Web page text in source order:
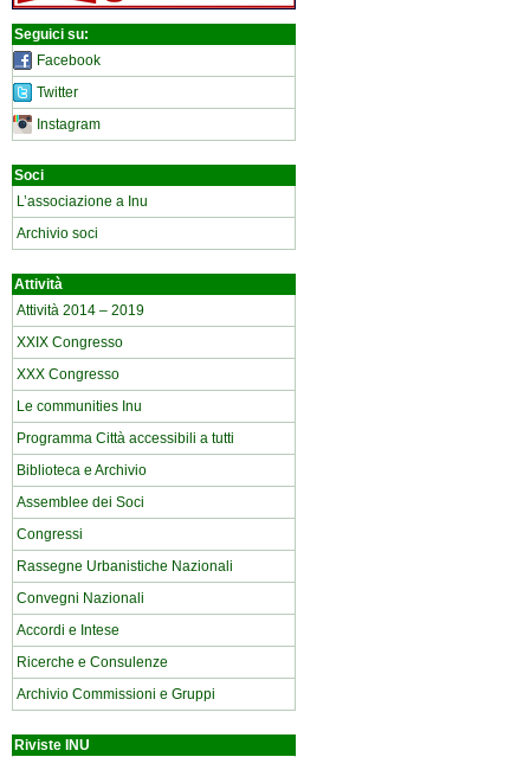
Seguici su:
Facebook
Twitter
Instagram
Soci
L’associazione a Inu
Archivio soci
Attività
Attività 2014 – 2019
XXIX Congresso
XXX Congresso
Le communities Inu
Programma Città accessibili a tutti
Biblioteca e Archivio
Assemblee dei Soci
Congressi
Rassegne Urbanistiche Nazionali
Convegni Nazionali
Accordi e Intese
Ricerche e Consulenze
Archivio Commissioni e Gruppi
Riviste INU